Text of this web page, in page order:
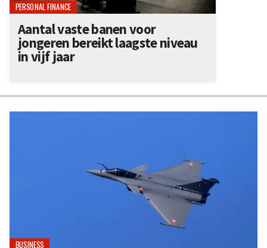
BUSINESS
PERSONAL FINANCE
Aantal vaste banen voor
jongeren bereikt laagste niveau
in vijf jaar